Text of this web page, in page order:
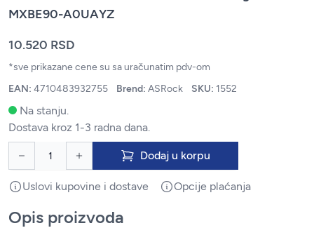
MXBE90-A0UAYZ
10.520 RSD
*sve prikazane cene su sa uračunatim pdv-om
EAN: 4710483932755 Brend: ASRock SKU: 1552
Na stanju.
Dostava kroz 1-3 radna dana.
Dodaj u korpu
Uslovi kupovine i dostave Opcije plaćanja
Opis proizvoda